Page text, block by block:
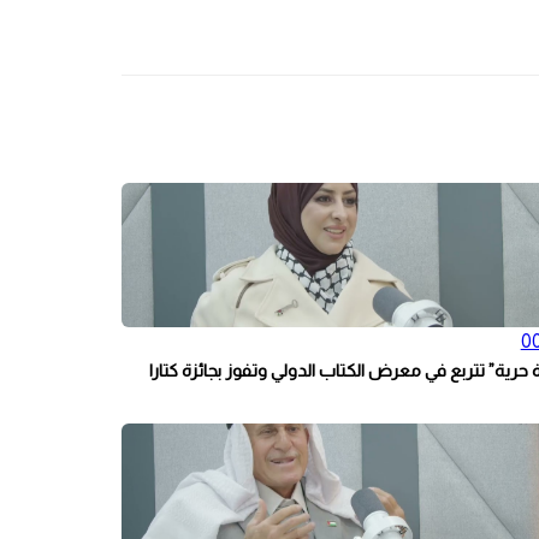
حرية” تتربع في معرض الكتاب الدولي وتفوز بجائزة كتارا